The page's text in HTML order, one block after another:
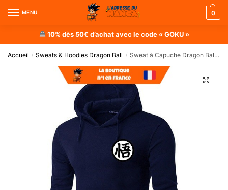
MENU 0
10% dès 50€ d’achat avec le code « GOKU »
Accueil / Sweats & Hoodies Dragon Ball / Sweat à Capuche Dragon Ball : Ecole de la Tortue Violet